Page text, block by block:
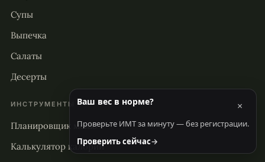
Супы
Выпечка
Салаты
Десерты
ИНСТРУМЕНТЫ
Планировщик меню
Калькулятор калорий
Ваш вес в норме? ×
Проверьте ИМТ за минуту — без регистрации.
Проверить сейчас→